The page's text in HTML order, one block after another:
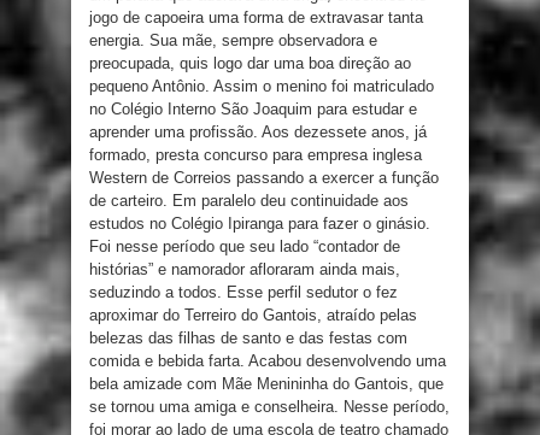
jogo de capoeira uma forma de extravasar tanta
energia. Sua mãe, sempre observadora e
preocupada, quis logo dar uma boa direção ao
pequeno Antônio. Assim o menino foi matriculado
no Colégio Interno São Joaquim para estudar e
aprender uma profissão. Aos dezessete anos, já
formado, presta concurso para empresa inglesa
Western de Correios passando a exercer a função
de carteiro. Em paralelo deu continuidade aos
estudos no Colégio Ipiranga para fazer o ginásio.
Foi nesse período que seu lado “contador de
histórias” e namorador afloraram ainda mais,
seduzindo a todos. Esse perfil sedutor o fez
aproximar do Terreiro do Gantois, atraído pelas
belezas das filhas de santo e das festas com
comida e bebida farta. Acabou desenvolvendo uma
bela amizade com Mãe Menininha do Gantois, que
se tornou uma amiga e conselheira. Nesse período,
foi morar ao lado de uma escola de teatro chamado